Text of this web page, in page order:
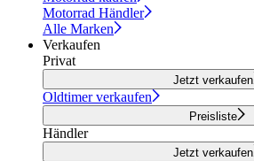
Motorrad Händler
Alle Marken
Verkaufen
Privat
Jetzt verkaufen
Oldtimer verkaufen
Preisliste
Händler
Jetzt verkaufen